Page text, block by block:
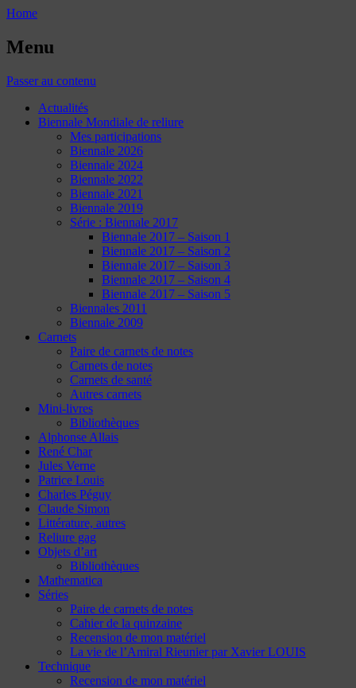
Home
Menu
Passer au contenu
Actualités
Biennale Mondiale de reliure
Mes participations
Biennale 2026
Biennale 2024
Biennale 2022
Biennale 2021
Biennale 2019
Série : Biennale 2017
Biennale 2017 – Saison 1
Biennale 2017 – Saison 2
Biennale 2017 – Saison 3
Biennale 2017 – Saison 4
Biennale 2017 – Saison 5
Biennales 2011
Biennale 2009
Carnets
Paire de carnets de notes
Carnets de notes
Carnets de santé
Autres carnets
Mini-livres
Bibliothèques
Alphonse Allais
René Char
Jules Verne
Patrice Louis
Charles Péguy
Claude Simon
Littérature, autres
Reliure gag
Objets d’art
Bibliothèques
Mathematica
Séries
Paire de carnets de notes
Cahier de la quinzaine
Recension de mon matériel
La vie de l’Amiral Rieunier par Xavier LOUIS
Technique
Recension de mon matériel